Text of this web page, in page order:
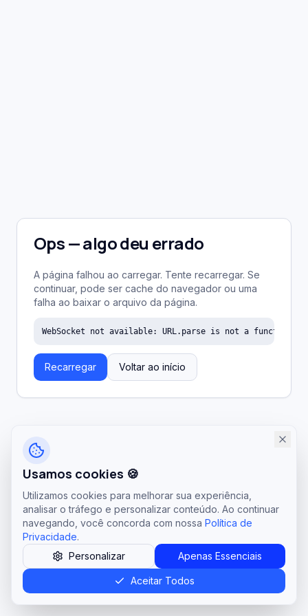
Ops — algo deu errado
A página falhou ao carregar. Tente recarregar. Se
continuar, pode ser cache do navegador ou uma
falha ao baixar o arquivo da página.
WebSocket not available: URL.parse is not a function
Recarregar Voltar ao início
Usamos cookies 🍪
Utilizamos cookies para melhorar sua experiência,
analisar o tráfego e personalizar conteúdo. Ao continuar
navegando, você concorda com nossa Política de
Privacidade.
Personalizar
Apenas Essenciais
Aceitar Todos